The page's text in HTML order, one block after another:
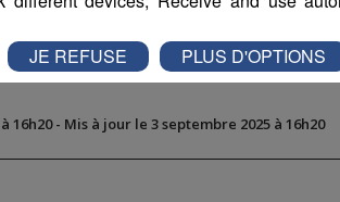
sa fierté
16h20- Mis à jour le 3 septembre 2025 à 16h20
JE REFUSE PLUS D'OPTIONS